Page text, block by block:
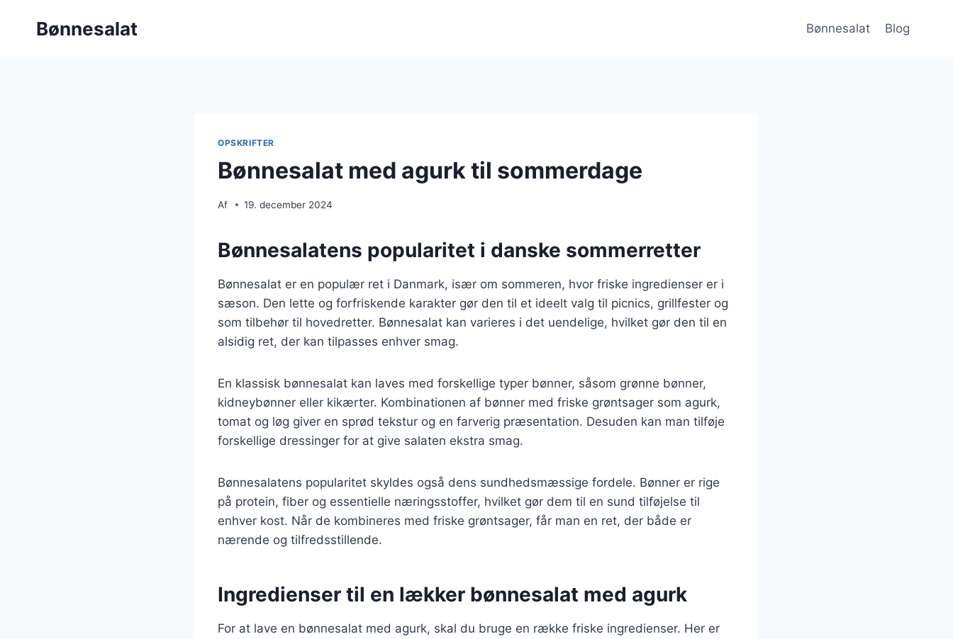
Bønnesalat Bønnesalat Blog
OPSKRIFTER
Bønnesalat med agurk til sommerdage
Af 19. december 2024
Bønnesalatens popularitet i danske sommerretter
Bønnesalat er en populær ret i Danmark, især om sommeren, hvor friske ingredienser er i
sæson. Den lette og forfriskende karakter gør den til et ideelt valg til picnics, grillfester og
som tilbehør til hovedretter. Bønnesalat kan varieres i det uendelige, hvilket gør den til en
alsidig ret, der kan tilpasses enhver smag.
En klassisk bønnesalat kan laves med forskellige typer bønner, såsom grønne bønner,
kidneybønner eller kikærter. Kombinationen af bønner med friske grøntsager som agurk,
tomat og løg giver en sprød tekstur og en farverig præsentation. Desuden kan man tilføje
forskellige dressinger for at give salaten ekstra smag.
Bønnesalatens popularitet skyldes også dens sundhedsmæssige fordele. Bønner er rige
på protein, fiber og essentielle næringsstoffer, hvilket gør dem til en sund tilføjelse til
enhver kost. Når de kombineres med friske grøntsager, får man en ret, der både er
nærende og tilfredsstillende.
Ingredienser til en lækker bønnesalat med agurk
For at lave en bønnesalat med agurk, skal du bruge en række friske ingredienser. Her er